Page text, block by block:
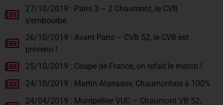
27/10/2019 : Paris 3 – 2 Chaumont, le CVB
s’embourbe.
26/10/2019 : Avant Paris – CVB 52, le CVB est
prévenu !
25/10/2019 : Coupe de France, on refait le match !
24/10/2019 : Martin Atanasov, Chaumontais à 100%
24/04/2019 : Montpellier VUC – Chaumont VB 52,